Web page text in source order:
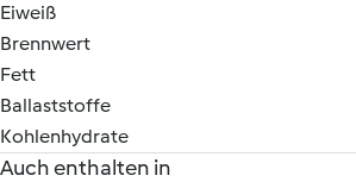
Eiweiß
Brennwert
Fett
Ballaststoffe
Kohlenhydrate
Auch enthalten in